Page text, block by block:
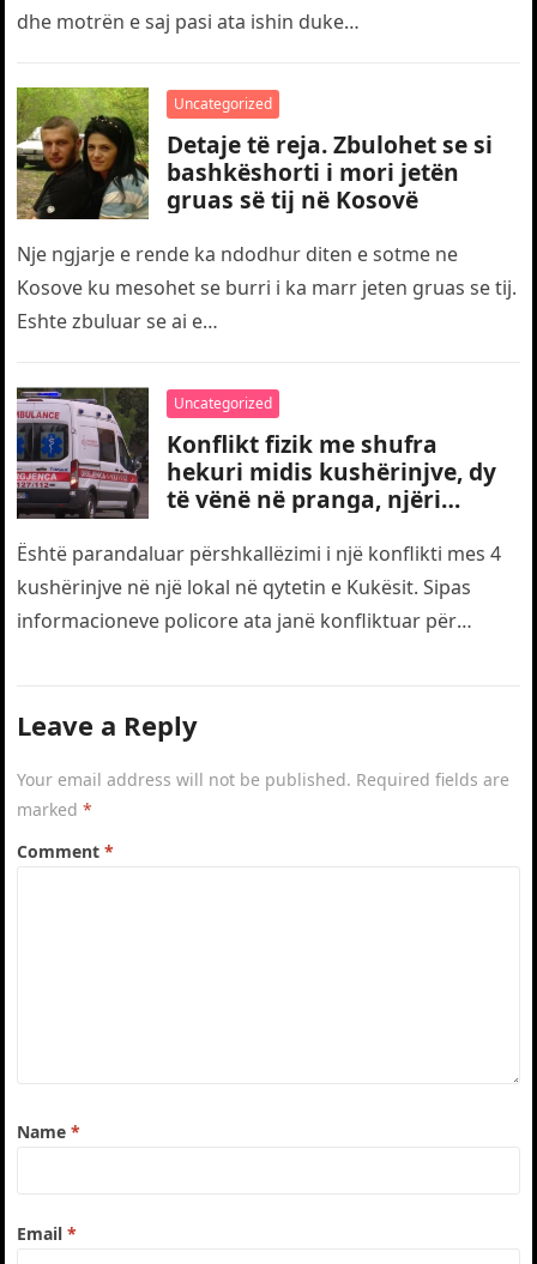
dhe motrën e saj pasi ata ishin duke…
Uncategorized
Detaje të reja. Zbulohet se si
bashkëshorti i mori jetën
gruas së tij në Kosovë
Nje ngjarje e rende ka ndodhur diten e sotme ne
Kosove ku mesohet se burri i ka marr jeten gruas se tij.
Eshte zbuluar se ai e…
Uncategorized
Konflikt fizik me shufra
hekuri midis kushërinjve, dy
të vënë në pranga, njëri
drejt traumës
Është parandaluar përshkallëzimi i një konflikti mes 4
kushërinjve në një lokal në qytetin e Kukësit. Sipas
informacioneve policore ata janë konfliktuar për
Leave a Reply
Your email address will not be published. Required fields are
marked*
Comment*
Name*
Email*